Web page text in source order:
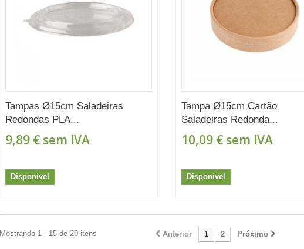
Tampas Ø15cm Saladeiras
Redondas PLA...
9,89 € sem IVA
Disponível
Tampa Ø15cm Cartão
Saladeiras Redonda...
10,09 €sem IVA
Disponível
Anterior 1 2 Próximo
Mostrando 1 - 15 de 20 itens